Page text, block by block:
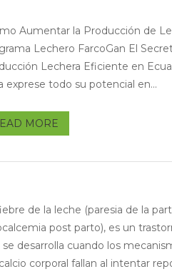
Aumentar la Producción de
Lechero FarcoGan El
Lechera Eficiente en
exprese todo su potencial en...
MORE
de la leche (paresia de la
post parto), es un
se desarrolla cuando los
corporal fallan al intentar